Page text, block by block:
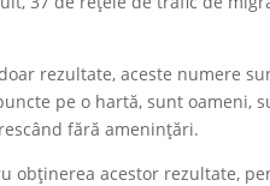
rezultate, aceste numere
pe o hartă, sunt oameni,
fără amenințări.
obținerea acestor rezultate,